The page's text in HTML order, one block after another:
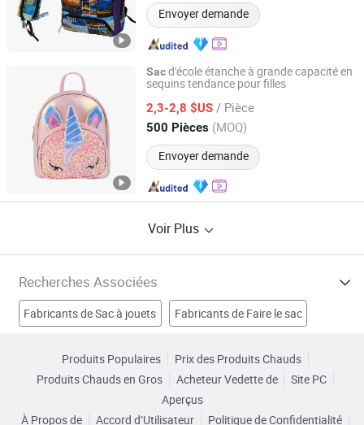
Envoyer demande
Sacd'école étanche à grande capacité en
sequins tendance pour filles
2,3-2,8 $US / Pièce
500 Pièces (MOQ)
Envoyer demande
Anhui Imp. & Exp. Co., Ltd
Anhui, China Depuis 2025
Voir Plus
Recherches Associées
Fabricants de Sac à jouets Fabricants de Faire le sac
Fabricants de ensembles de sacs d'école
Produits Populaires
Prix des Produits Chauds
Produits Chauds en Gros
Acheteur Vedette de
Site PC
Aperçus
À Propos de
Accord d’Utilisateur Politique de Confidentialité